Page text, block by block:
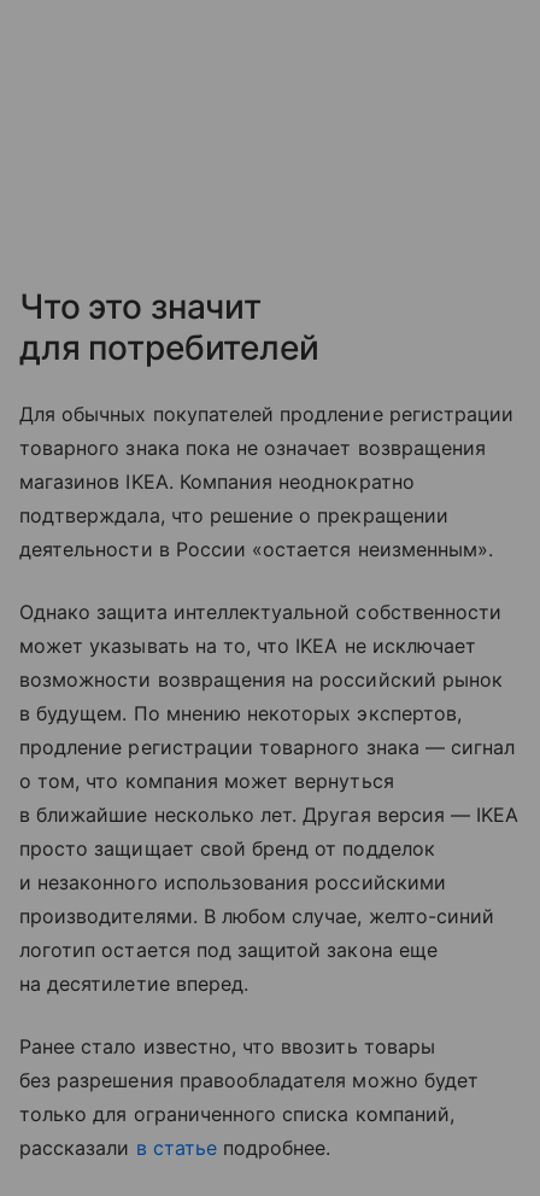
Что это значит
для потребителей
Для обычных покупателей продление регистрации
товарного знака пока не означает возвращения
магазинов IKEA. Компания неоднократно
подтверждала, что решение о прекращении
деятельности в России «остается неизменным».
Однако защита интеллектуальной собственности
может указывать на то, что IKEA не исключает
возможности возвращения на российский рынок
в будущем. По мнению некоторых экспертов,
продление регистрации товарного знака — сигнал
о том, что компания может вернуться
в ближайшие несколько лет. Другая версия — IKEA
просто защищает свой бренд от подделок
и незаконного использования российскими
производителями. В любом случае, желто-синий
логотип остается под защитой закона еще
на десятилетие вперед.
Ранее стало известно, что ввозить товары
без разрешения правообладателя можно будет
только для ограниченного списка компаний,
рассказали в статьеподробнее.